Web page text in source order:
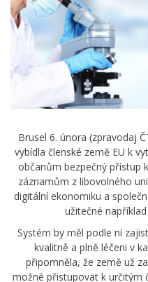
Brusel 6. února (zpravodaj
vybídla členské země EU k
občanům bezpečný přístup
záznamům z libovolného
digitální ekonomiku a
užitečné
Systém by měl podle ní
kvalitně a plně léčeni v
připomněla, že země už
možné přistupovat k určitým